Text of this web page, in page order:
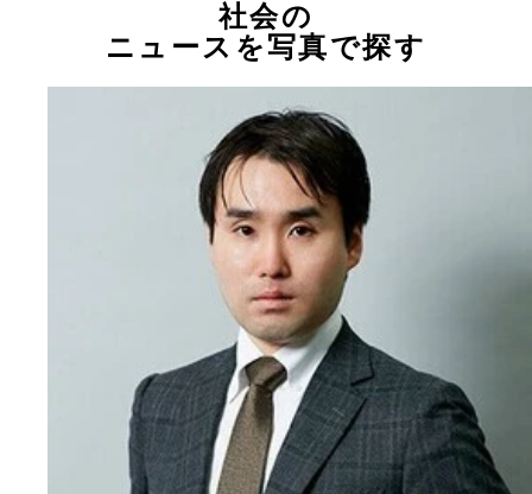
社会の
ニュースを写真で探す